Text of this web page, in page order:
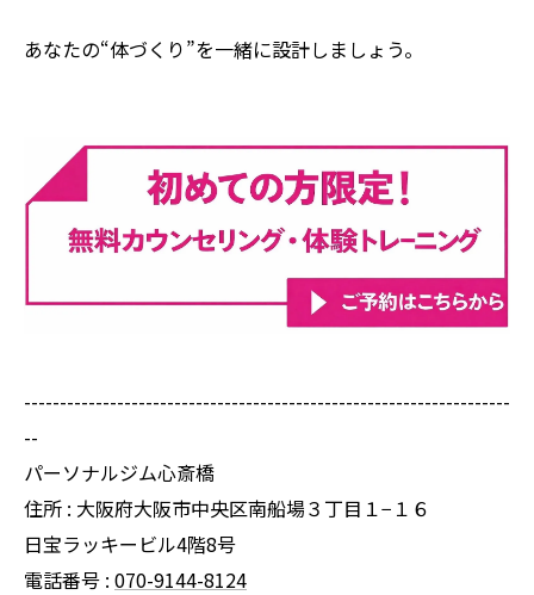
あなたの“体づくり”を一緒に設計しましょう。
--------------------------------------------------------------------
--
パーソナルジム心斎橋
住所 : 大阪府大阪市中央区南船場３丁目１−１６
日宝ラッキービル4階8号
電話番号 : 070-9144-8124